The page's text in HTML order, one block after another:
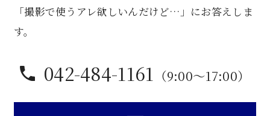
「撮影で使うアレ欲しいんだけど…」にお答えしま
す。
042-484-1161 （9:00〜17:00）